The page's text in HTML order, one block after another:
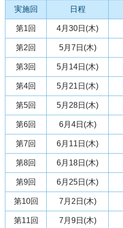
実施回
日程
第1回 4月30日(木)
第2回 5月7日(木)
第3回 5月14日(木)
第4回 5月21日(木)
第5回 5月28日(木)
第6回 6月4日(木)
第7回 6月11日(木)
第8回 6月18日(木)
第9回 6月25日(木)
第10回 7月2日(木)
第11回 7月9日(木)